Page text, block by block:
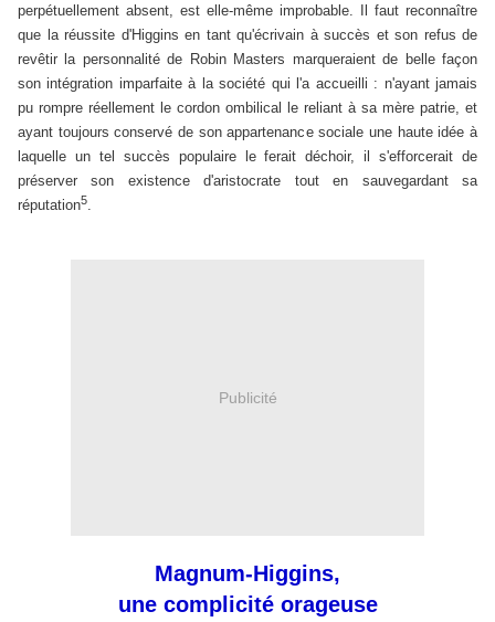
perpétuellement absent, est elle-même improbable. Il faut reconnaître
que la réussite d'Higgins en tant qu'écrivain à succès et son refus de
revêtir la personnalité de Robin Masters marqueraient de belle façon
son intégration imparfaite à la société qui l'a accueilli : n'ayant jamais
pu rompre réellement le cordon ombilical le reliant à sa mère patrie, et
ayant toujours conservé de son appartenance sociale une haute idée à
laquelle un tel succès populaire le ferait déchoir, il s'efforcerait de
préserver son existence d'aristocrate tout en sauvegardant sa
réputation5.
Publicité
Magnum-Higgins,
une complicité orageuse